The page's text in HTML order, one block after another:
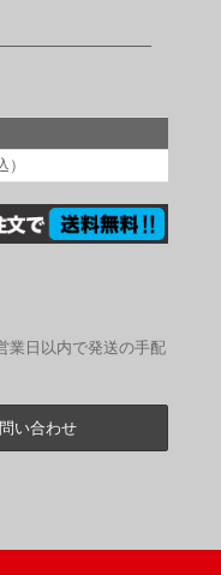
業日以内で発送の手配
い合わせ